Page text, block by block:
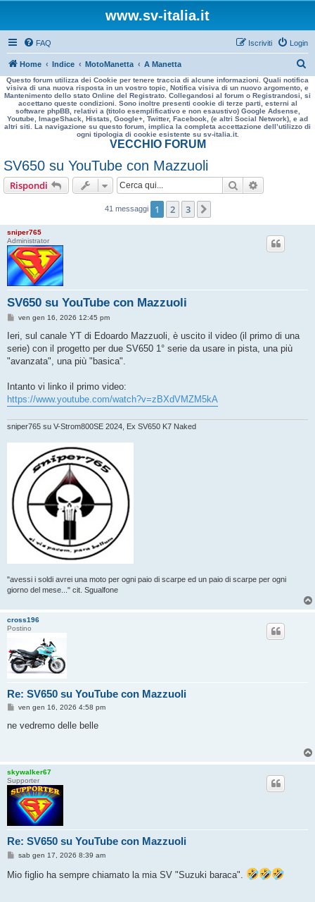
www.sv-italia.it
FAQ Login
Iscriviti
Home Indice MotoManetta A Manetta
e
r
a
Questo forum utilizza dei Cookie per tenere traccia di alcune informazioni. Quali notifica
visiva di una nuova risposta in un vostro topic, Notifica visiva di un nuovo argomento, e
Mantenimento dello stato Online del Registrato. Collegandosi al forum o Registrandosi, si
accettano queste condizioni. Sono inoltre presenti cookie di terze parti, esterni al
software phpBB, relativi a (titolo esemplificativo e non esaustivo) Google Adsense,
Youtube, ImageShack, Histats, Google+, Twitter, Facebook, (e altri Social Network), e ad
altri siti. La navigazione su questo forum, implica la completa accettazione dell’utilizzo di
ogni tipologia di cookie esistente su sv-italia.it.
VECCHIO FORUM
SV650 su YouTube con Mazzuoli
Rispondi Cerca
41 messaggi 1 2 3
sniper765
Administrator
SV650 su YouTube con Mazzuoli
M
s
a
g
o
ven gen 16, 2026 12:45 pm
Ieri, sul canale YT di Edoardo Mazzuoli, è uscito il video (il primo di una
serie) con il progetto per due SV650 1° serie da usare in pista, una più
"avanzata", una più "basica".
Intanto vi linko il primo video:
https://www.youtube.com/watch?v=zBXdVMZM5kA
sniper765 su V-Strom800SE 2024, Ex SV650 K7 Naked
"avessi i soldi avrei una moto per ogni paio di scarpe ed un paio di scarpe per ogni
giorno del mese..." cit. Sgualfone
cross196
Postino
Re: SV650 su YouTube con Mazzuoli
M
s
i
o
ven gen 16, 2026 4:58 pm
ne vedremo delle belle
skywalker67
Supporter
Re: SV650 su YouTube con Mazzuoli
M
s
s
sab gen 17, 2026 8:39 am
Mio figlio ha sempre chiamato la mia SV "Suzuki baraca".